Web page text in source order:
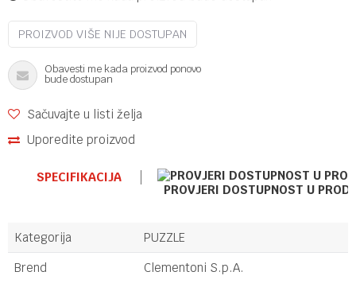
PROIZVOD VIŠE NIJE DOSTUPAN
Obavesti me kada proizvod ponovo
bude dostupan
Sačuvajte u listi želja
Uporedite proizvod
SPECIFIKACIJA
PROVJERI DOSTUPNOST U
Kategorija
PUZZLE
Brend
Clementoni S.p.A.